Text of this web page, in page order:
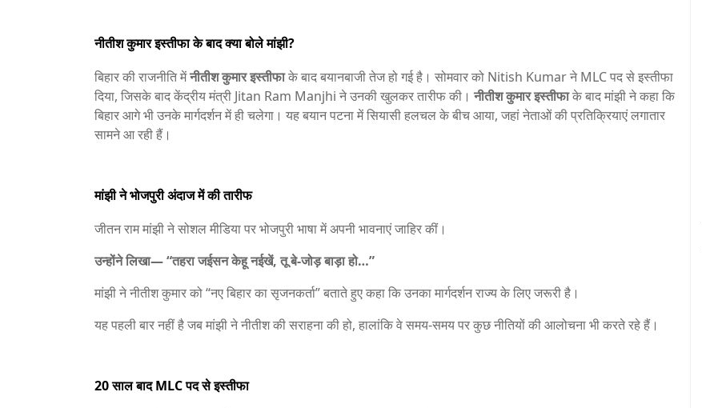
नीतीश कुमार इस्तीफा के बाद क्या बोले मांझी?
बिहार की राजनीति मेंनीतीश कुमार इस्तीफाके बाद बयानबाजी तेज हो गई है। सोमवार को Nitish Kumarने MLC पद से इस्तीफा
दिया, जिसके बाद केंद्रीय मंत्री Jitan Ram Manjhi ने उनकी खुलकर तारीफ की।नीतीश कुमार इस्तीफाके बाद मांझी ने कहा कि
बिहार आगे भी उनके मार्गदर्शन में ही चलेगा। यह बयान पटना में सियासी हलचल के बीच आया, जहां नेताओं की प्रतिक्रियाएं लगातार
सामने आ रही हैं।
मांझी ने भोजपुरी अंदाज में की तारीफ
जीतन राम मांझी ने सोशल मीडिया पर भोजपुरी भाषा में अपनी भावनाएं जाहिर कीं।
उन्होंने लिखा— “तहरा जईसन केहू नईखें, तू बे-जोड़ बाड़ा हो…”
मांझी ने नीतीश कुमार को “नए बिहार का सृजनकर्ता” बताते हुए कहा कि उनका मार्गदर्शन राज्य के लिए जरूरी है।
यह पहली बार नहीं है जब मांझी ने नीतीश की सराहना की हो, हालांकि वे समय-समय पर कुछ नीतियों की आलोचना भी करते रहे हैं।
20 साल बाद MLC पद से इस्तीफा